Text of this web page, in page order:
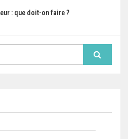
: que doit-on faire ?